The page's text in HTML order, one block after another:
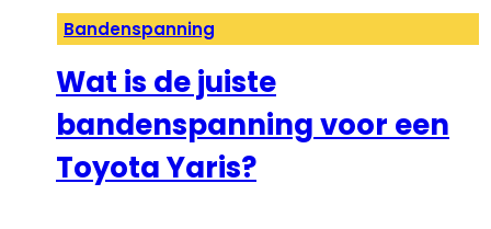
Bandenspanning
Wat is de juiste
bandenspanning voor een
Toyota Yaris?